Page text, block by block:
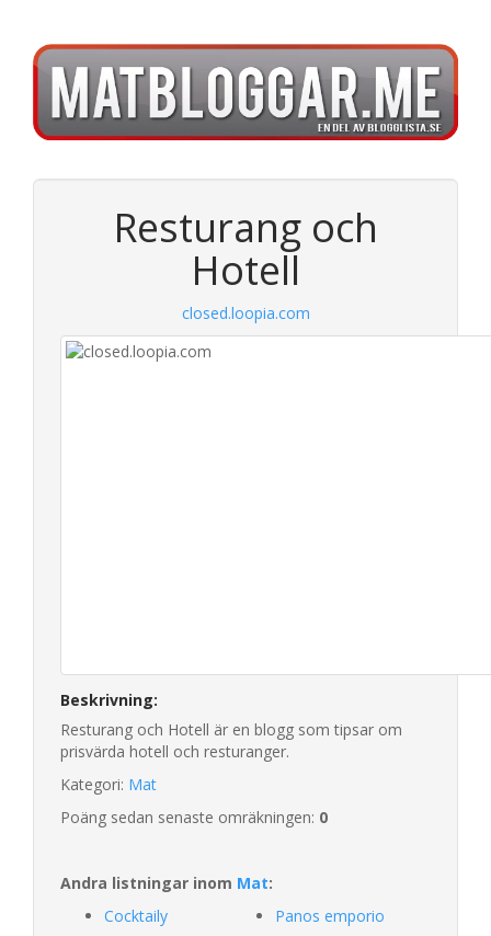
Resturang och
Hotell
closed.loopia.com
Beskrivning:
Resturang och Hotell är en blogg som tipsar om
prisvärda hotell och resturanger.
Kategori: Mat
Poäng sedan senaste omräkningen: 0
Andra listningar inom Mat:
Cocktaily
Panos emporio